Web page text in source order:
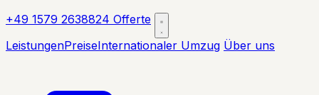
+49 1579 2638824 Offerte
LeistungenPreiseInternationaler Umzug Über uns